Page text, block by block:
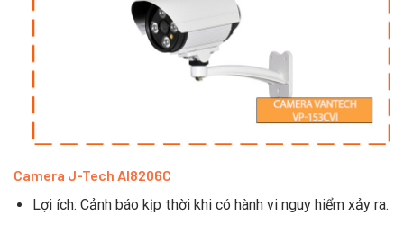
Camera J-Tech AI8206C
Lợi ích: Cảnh báo kịp thời khi có hành vi nguy hiểm xảy ra.